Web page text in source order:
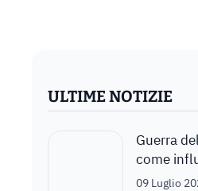
ULTIME NOTIZIE
Guerra
come
09 Luglio